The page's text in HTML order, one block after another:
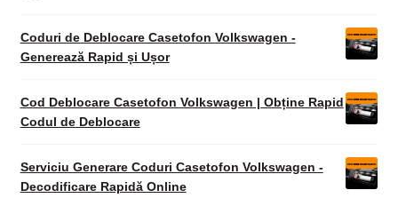
Coduri de Deblocare Casetofon Volkswagen -
Generează Rapid și Ușor
Cod Deblocare Casetofon Volkswagen | Obține Rapid
Codul de Deblocare
Serviciu Generare Coduri Casetofon Volkswagen -
Decodificare Rapidă Online